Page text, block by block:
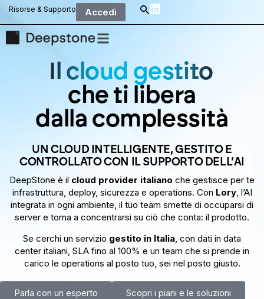
Risorse & Supporto Accedi
Il cloud gestito
che ti libera
dalla complessità
UN CLOUD INTELLIGENTE, GESTITO E
CONTROLLATO CON IL SUPPORTO DELL’AI
DeepStone è il cloud provider italiano che gestisce per te
infrastruttura, deploy, sicurezza e operations. Con Lory, l’AI
integrata in ogni ambiente, il tuo team smette di occuparsi di
server e torna a concentrarsi su ciò che conta: il prodotto.
Se cerchi un servizio gestito in Italia, con dati in data
center italiani, SLA fino al 100% e un team che si prende in
carico le operations al posto tuo, sei nel posto giusto.
Parla con un esperto Scopri i piani e le soluzioni